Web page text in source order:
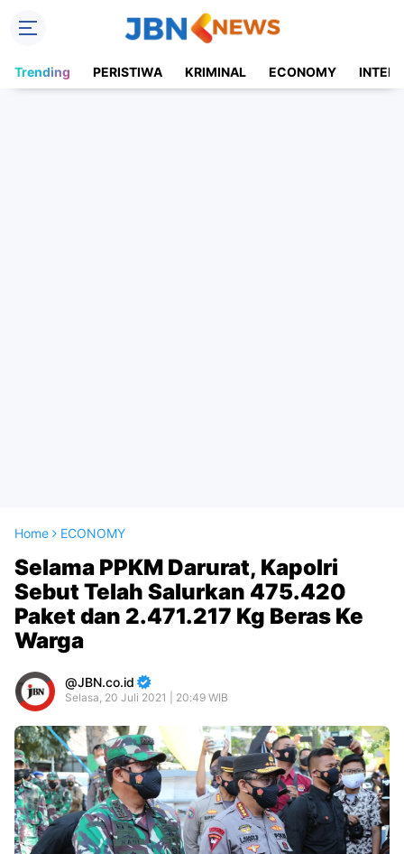
Trending PERISTIWA KRIMINAL ECONOMY
Home ECONOMY
Selama PPKM Darurat, Kapolri
Sebut Telah Salurkan 475.420
Paket dan 2.471.217 Kg Beras Ke
Warga
JBN.co.id
Selasa, 20 Juli 2021 | 20:49 WIB